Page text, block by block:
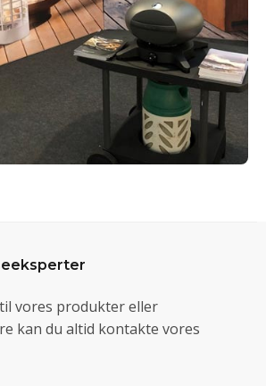
vores produkter eller
kan du altid kontakte vores